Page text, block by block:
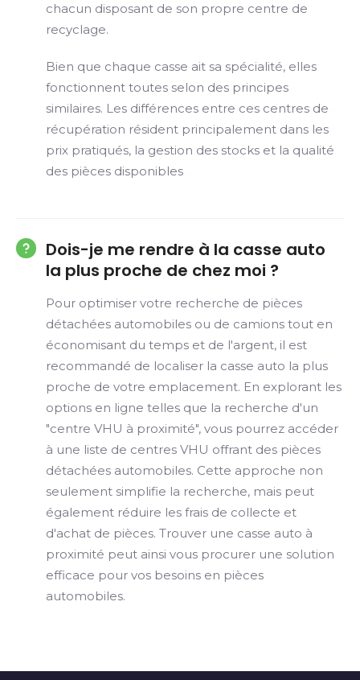
chacun disposant de son propre centre de
recyclage.
Bien que chaque casse ait sa spécialité, elles
fonctionnent toutes selon des principes
similaires. Les différences entre ces centres de
récupération résident principalement dans les
prix pratiqués, la gestion des stocks et la qualité
des pièces disponibles
Dois-je me rendre à la casse auto
la plus proche de chez moi ?
Pour optimiser votre recherche de pièces
détachées automobiles ou de camions tout en
économisant du temps et de l'argent, il est
recommandé de localiser la casse auto la plus
proche de votre emplacement. En explorant les
options en ligne telles que la recherche d'un
"centre VHU à proximité", vous pourrez accéder
à une liste de centres VHU offrant des pièces
détachées automobiles. Cette approche non
seulement simplifie la recherche, mais peut
également réduire les frais de collecte et
d'achat de pièces. Trouver une casse auto à
proximité peut ainsi vous procurer une solution
efficace pour vos besoins en pièces
automobiles.